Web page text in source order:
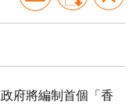
府將編制首個「香